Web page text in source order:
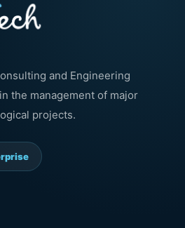
and Engineering
the management of major
projects.